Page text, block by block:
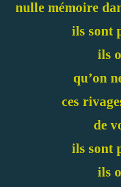
nulle mémoire
ils sont
ils
qu’on
ces
de
ils sont
ils